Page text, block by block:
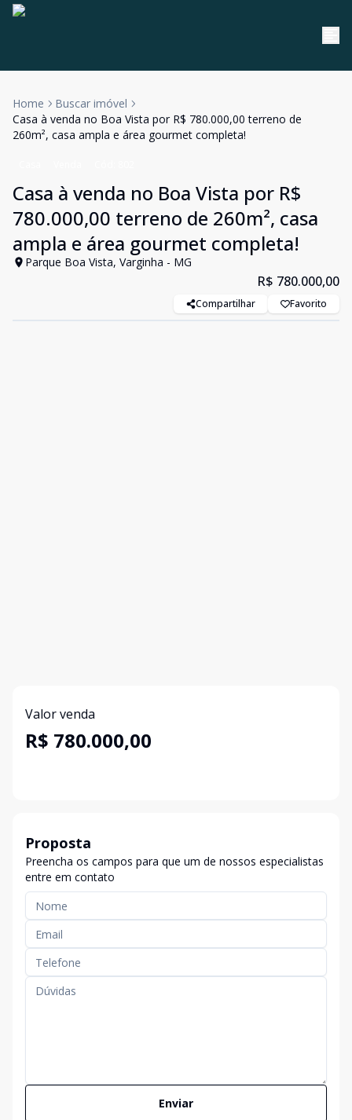
Home
Buscar imóvel
Casa à venda no Boa Vista por R$ 780.000,00 terreno de
260m², casa ampla e área gourmet completa!
Casa à venda no Boa Vista por R$
780.000,00 terreno de 260m², casa
ampla e área gourmet completa!
Parque Boa Vista, Varginha - MG
R$ 780.000,00
Compartilhar Favorito
Valor venda
R$ 780.000,00
Proposta
Preencha os campos para que um de nossos especialistas
entre em contato
Enviar